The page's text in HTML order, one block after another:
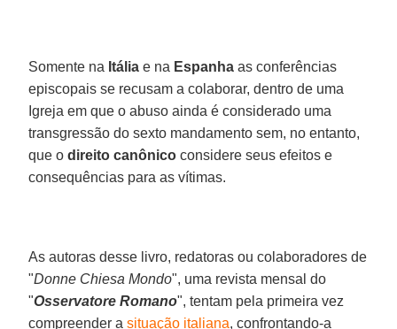
Somente na Itália e na Espanha as conferências
episcopais se recusam a colaborar, dentro de uma
Igreja em que o abuso ainda é considerado uma
transgressão do sexto mandamento sem, no entanto,
que odireito canônico considere seus efeitos e
consequências para as vítimas.
As autoras desse livro, redatoras ou colaboradores de
"Donne Chiesa Mondo", uma revista mensal do
"Osservatore Romano", tentam pela primeira vez
compreender asituação italiana, confrontando-a